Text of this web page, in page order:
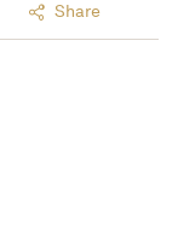
Share